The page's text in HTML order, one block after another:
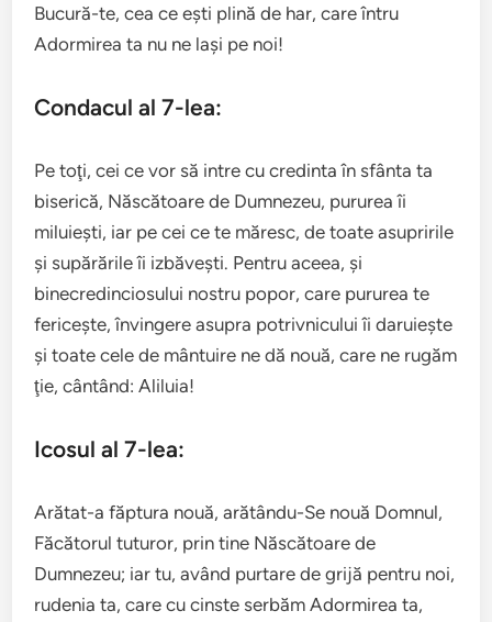
Bucură-te, cea ce eşti plină de har, care întru
Adormirea ta nu ne laşi pe noi!
Condacul al 7-lea:
Pe toţi, cei ce vor să intre cu credinta în sfânta ta
biserică, Născătoare de Dumnezeu, pururea îi
miluieşti, iar pe cei ce te măresc, de toate asupririle
şi supărările îi izbăveşti. Pentru aceea, şi
binecredinciosului nostru popor, care pururea te
fericeşte, învingere asupra potrivnicului îi daruieşte
şi toate cele de mântuire ne dă nouă, care ne rugăm
ţie, cântând: Aliluia!
Icosul al 7-lea:
Arătat-a făptura nouă, arătându-Se nouă Domnul,
Făcătorul tuturor, prin tine Născătoare de
Dumnezeu; iar tu, având purtare de grijă pentru noi,
rudenia ta, care cu cinste serbăm Adormirea ta,